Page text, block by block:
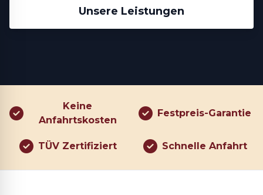
Unsere Leistungen
Keine
Anfahrtskosten
Festpreis-Garantie
TÜV Zertifiziert Schnelle Anfahrt